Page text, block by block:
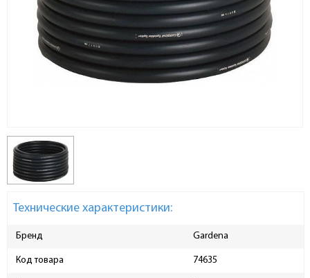
Технические характеристики:
Бренд Gardena
Код товара 74635